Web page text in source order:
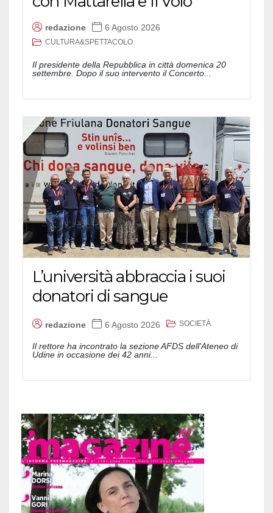
redazione 6 Agosto 2026
CULTURA&SPETTACOLO
Il presidente della Repubblica in città domenica 20
settembre. Dopo il suo intervento il Concerto...
L’università abbraccia i suoi
donatori di sangue
redazione 6 Agosto 2026 SOCIETÀ
Il rettore ha incontrato la sezione AFDS dell'Ateneo di
Udine in occasione dei 42 anni...